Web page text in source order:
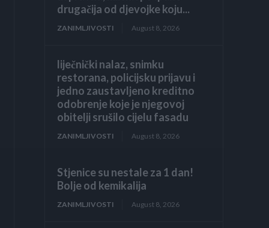
drugačija od djevojke koju...
ZANIMLJIVOSTI August 8, 2026
liječnički nalaz, snimku
restorana, policijsku prijavu i
jedno zaustavljeno kreditno
odobrenje koje je njegovoj
obitelji srušilo cijelu fasadu
ZANIMLJIVOSTI August 8, 2026
Stjenice su nestale za 1 dan!
Bolje od kemikalija
ZANIMLJIVOSTI August 8, 2026